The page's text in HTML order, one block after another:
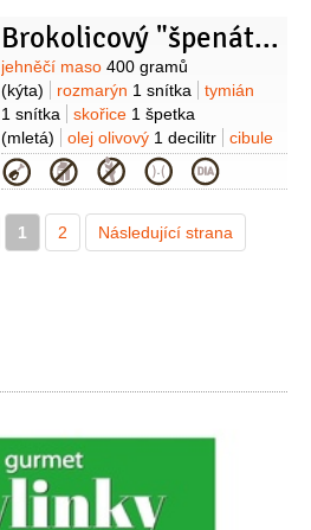
1 kus
česnek2 stroužky
mouka
pšeničná hladká2 lžíce
600 gramů
cukr 1 lžička sůl
pepř
černý (mletý)
Brokolicový "špenát" s kořeněným jehněčím
Suroviny
jehněčí maso 400 gramů
(kýta)
rozmarýn 1 snítka
tymián
1 snítka
skořice 1 špetka
(mletá)
olej olivový 1 decilitr
cibule
červená1 kus feferony
1 kus
(menší)
brokolice300 gramů (zelené
Kategorie
1 2 Následující strana